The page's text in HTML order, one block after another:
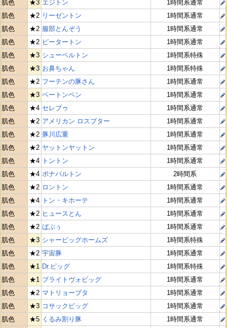
肌色
★3 エジトン
1時間系通常
肌色
★2 リーゼントン
1時間系通常
肌色
★2 服部とんぞう
1時間系通常
肌色
★2 ピータートン
1時間系通常
肌色
★3 シューベルトン
1時間系特殊
肌色
★3 お鼻ちゃん
1時間系特殊
肌色
★2 フーテンの豚さん
1時間系通常
肌色
★3 ベートンベン
1時間系通常
肌色
★4 セレブゥ
1時間系通常
肌色
★2 アメリカン ロスブター
1時間系通常
肌色
★2 豚川広重
1時間系通常
肌色
★2 ヤットンヤットン
1時間系通常
肌色
★4 トントン
1時間系通常
肌色
★4 ボナパルトン
2時間系
肌色
★2 ロントン
1時間系通常
肌色
★4 トン・キホーテ
1時間系通常
肌色
★2 ヒュースとん
1時間系通常
肌色
★2 ばぶぅ
1時間系通常
肌色
★3 シャーピッグホームズ
1時間系特殊
肌色
★2 宇宙豚
1時間系通常
肌色
★1 Dr.ピッグ
1時間系特殊
肌色
★1 ブライトヴォピッグ
1時間系通常
肌色
★2 マトリョーブタ
1時間系通常
肌色
★3 コサックピッグ
1時間系通常
肌色
★5 くるみ割り豚
1時間系通常